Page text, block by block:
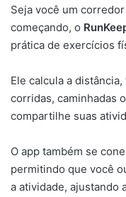
Seja você um
começando, o
prática de exercícios
Ele calcula a
corridas, caminhadas
compartilhe suas
O app também se
permitindo que você
a atividade, ajustando